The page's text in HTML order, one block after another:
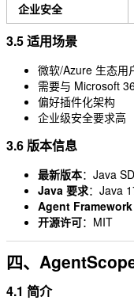
企业安全
3.5 适用场景
微软/Azure 生态用
需要与 Microsoft
偏好插件化架构
企业级安全要求高
3.6 版本信息
最新版本：Java
Java 要求：Java
Agent Framework
开源许可：MIT
四、
4.1 简介